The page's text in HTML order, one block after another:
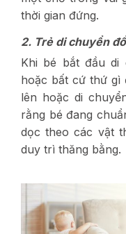
thời gian đứng.
2. Trẻ di chuyển
Khi bé bắt đầu di
hoặc bất cứ thứ gì
lên hoặc di
rằng bé đang
dọc theo các vật
duy trì thăng bằng.